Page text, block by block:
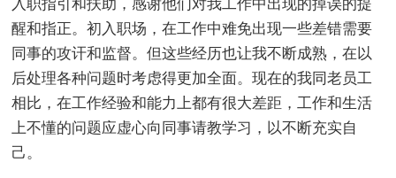
入职指引和扶助，感谢他们对我工作中出现的掉误的提
醒和指正。初入职场，在工作中难免出现一些差错需要
同事的攻讦和监督。但这些经历也让我不断成熟，在以
后处理各种问题时考虑得更加全面。现在的我同老员工
相比，在工作经验和能力上都有很大差距，工作和生活
上不懂的问题应虚心向同事请教学习，以不断充实自
己。